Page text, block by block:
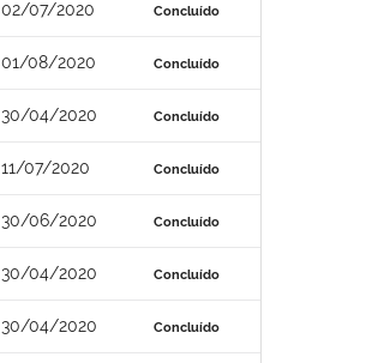
02/07/2020 Concluído
01/08/2020 Concluído
30/04/2020 Concluído
11/07/2020 Concluído
30/06/2020 Concluído
30/04/2020 Concluído
30/04/2020 Concluído